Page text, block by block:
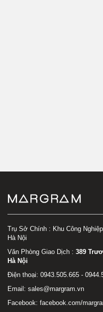
Trụ Sở Chính : Khu Công
Hà Nội
Văn Phòng Giao Dịch : 389
Hà Nội
Điện thoại: 0943.505.665 -
Email: sales@margram.vn
Facebook: facebook.com/